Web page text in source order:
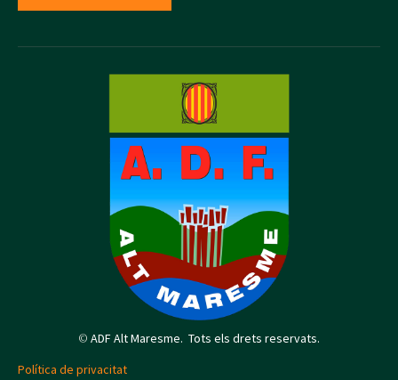
© ADF Alt Maresme. Tots els drets reservats.
Política de privacitat